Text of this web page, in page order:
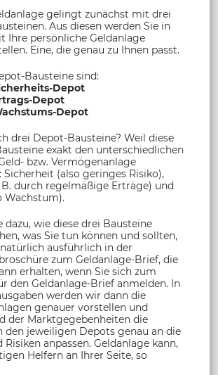
gelingt zunächst mit drei
Aus diesen werden Sie in
Ihre persönliche Geldanlage
Eine, die genau zu Ihnen passt.
Bausteine sind:
Depot
Depot
Depot
drei Depot-Bausteine? Weil diese
exakt den unterschiedlichen
bzw. Vermögenanlage
Sicherheit (also geringes Risiko),
durch regelmäßige Erträge) und
Wachstum).
dazu, wie diese drei Bausteine
was Sie tun können und sollten,
ausführlich in der
zum Geldanlage-Brief, die
erhalten, wenn Sie sich zum
den Geldanlage-Brief anmelden. In
werden wir dann die
genauer vorstellen und
der Marktgegebenheiten die
den jeweiligen Depots genau an die
Risiken anpassen. Geldanlage kann,
Helfern an Ihrer Seite, so